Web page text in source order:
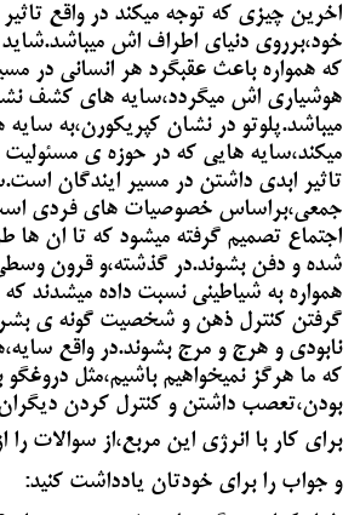
اخرین چیزی که توجه میکند در واقع
خود،برروی دنیای اطراف اش
که همواره باعث عقبگرد هر انسانی در
هوشیاری اش میگردد،سایه های کشف
میباشد.پلوتو در نشان کپریکورن،به
میکند،سایه هایی که در حوزه ی مسئولیت
تاثیر ابدی داشتن در مسیر ایندگان
جمعی،براساس خصوصیات های فردی
اجتماع تصمیم گرفته میشود که تا ان
شده و دفن بشوند.در گذشته،و قرون
همواره به شیاطینی نسبت داده میشدند
گرفتن کنترل ذهن و شخصیت گونه ی
نابودی و هرج و مرج بشوند.در واقع
که ما هرگز نمیخواهیم باشیم،مثل دروغگو
بودن،تعصب داشتن و کنترل کردن
برای کار با انرژی این مربع،از سوالات را
و جواب را برای خودتان یادداشت کنید: